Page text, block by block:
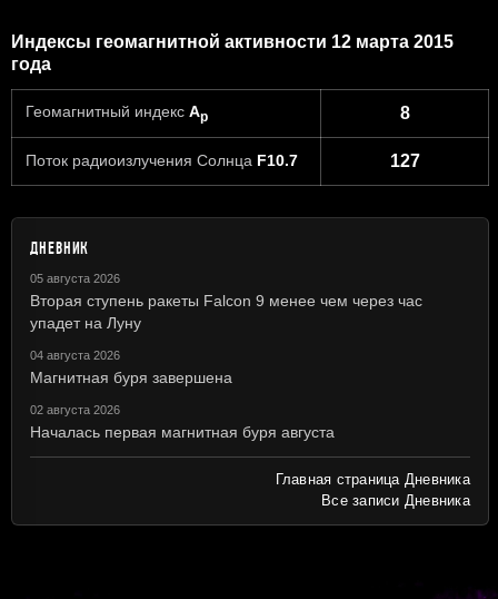
Индексы геомагнитной активности 12 марта 2015
года
Геомагнитный индекс Ap 8
Поток радиоизлучения Солнца F10.7 127
ДНЕВНИК
05 августа 2026
Вторая ступень ракеты Falcon 9 менее чем через час
упадет на Луну
04 августа 2026
Магнитная буря завершена
02 августа 2026
Началась первая магнитная буря августа
Главная страница Дневника
Все записи Дневника